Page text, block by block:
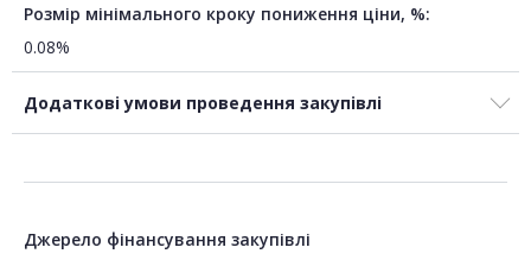
Розмір мінімального кроку пониження ціни, %:
0.08%
Додаткові умови проведення закупівлі
Джерело фінансування закупівлі